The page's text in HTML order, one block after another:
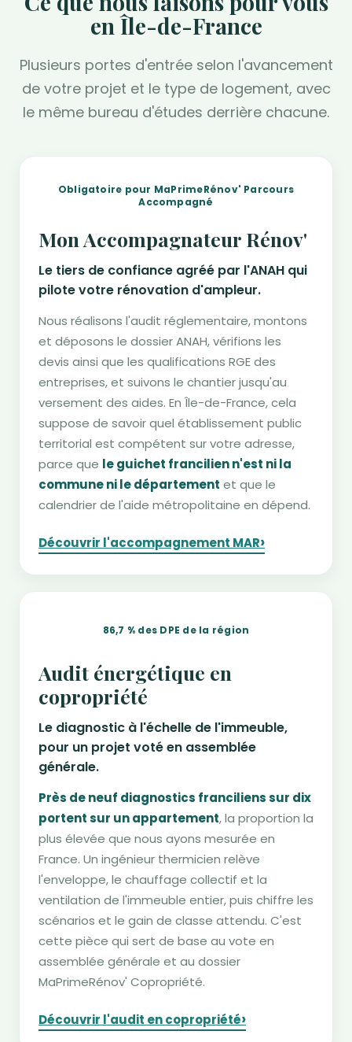
en Île-de-France
Plusieurs portes d'entrée selon l'avancement
de votre projet et le type de logement, avec
le même bureau d'études derrière chacune.
Obligatoire pour MaPrimeRénov' Parcours
Accompagné
Mon Accompagnateur Rénov'
Le tiers de confiance agréé par l'ANAH qui
pilote votre rénovation d'ampleur.
Nous réalisons l'audit réglementaire, montons
et déposons le dossier ANAH, vérifions les
devis ainsi que les qualifications RGE des
entreprises, et suivons le chantier jusqu'au
versement des aides. En Île-de-France, cela
suppose de savoir quel établissement public
territorial est compétent sur votre adresse,
parce que le guichet francilien n'est ni la
commune ni le département et que le
calendrier de l'aide métropolitaine en dépend.
Découvrir l'accompagnement MAR›
86,7 % des DPE de la région
Audit énergétique en
copropriété
Le diagnostic à l'échelle de l'immeuble,
pour un projet voté en assemblée
générale.
Près de neuf diagnostics franciliens sur dix
portent sur un appartement, la proportion la
plus élevée que nous ayons mesurée en
France. Un ingénieur thermicien relève
l'enveloppe, le chauffage collectif et la
ventilation de l'immeuble entier, puis chiffre les
scénarios et le gain de classe attendu. C'est
cette pièce qui sert de base au vote en
assemblée générale et au dossier
MaPrimeRénov' Copropriété.
Découvrir l'audit en copropriété›